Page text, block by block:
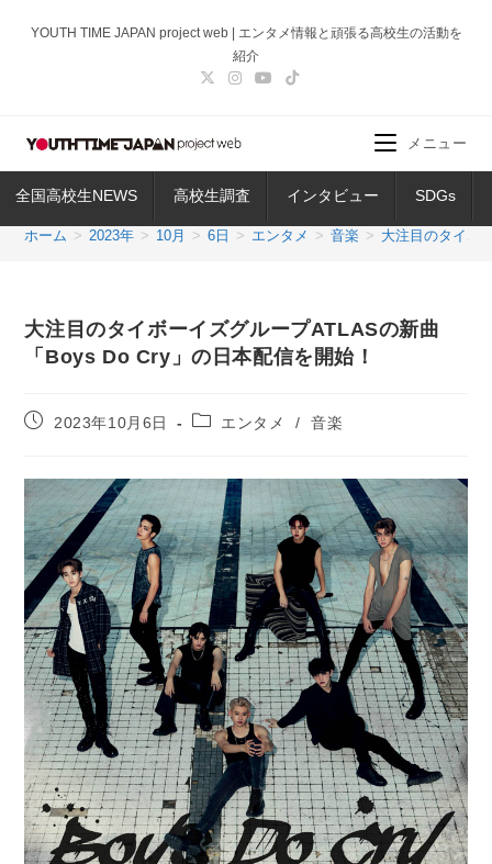
ス
ッ
YOUTH TIME JAPAN project web | エンタメ情報と頑張る高校生の活動を
紹介
全国高校生NEWS 高校生調査 インタビュー SDGs
メニュー
ホーム > 2023年 > 10月 > 6日 > エンタメ > 音楽 > 大注目のタイボ
大注目のタイボーイズグループATLASの新曲
「Boys Do Cry」の日本配信を開始！
投
開
2023年10月6日
投
テ
リ
ー:
エンタメ / 音楽